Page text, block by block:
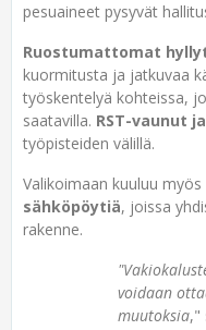
pesuaineet pysyvät
Ruostumattomat
kuormitusta ja jatkuvaa
työskentelyä kohteissa,
saatavilla. RST-vaunut
työpisteiden välillä.
Valikoimaan kuuluu
sähköpöytiä, joissa
rakenne.
voidaan
muutoksia,"